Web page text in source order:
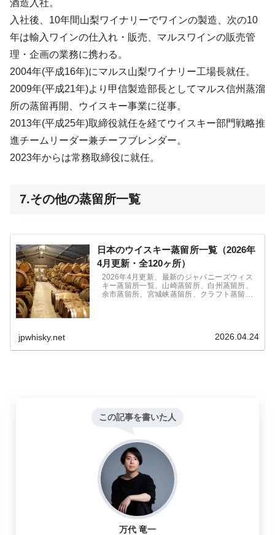
酒造入社。
入社後、10年間山梨ワイナリーでワインの製造、次の10
年は輸入ワインの仕入れ・販売、マルスワインの販売管
理・企画の業務に携わる。
2004年(平成16年)にマルス山梨ワイナリー工場長就任。
2009年(平成21年)より甲信製造部長としてマルス信州蒸溜
所の蒸留再開、ウイスキー事業に従事。
2013年(平成25年)取締役就任を経てウイスキー部門戦略推
進チームリーダー兼チーフブレンダー。
2023年からは常務取締役に就任。
7.その他の蒸留所一覧
日本のウイスキー蒸留所一覧（2026年
4月更新・全120ヶ所）
2026年4月更新、最新のジャパニーズウィス
キー蒸留所一覧、山崎蒸留所、白州蒸留所、
余市蒸留所、宮城峡蒸留所、クラフト蒸留所
jpwhisky.net 2026.04.24
この記事を書いた人
万代 竜一